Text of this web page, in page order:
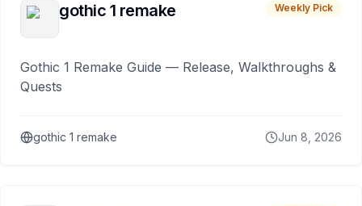
gothic 1 remake Weekly Pick
Gothic 1 Remake Guide — Release, Walkthroughs &
Quests
gothic 1 remake Jun 8, 2026